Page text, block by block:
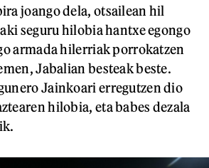
joango dela, otsailean hil
seguru hilobia hantxe egongo
armada hilerriak porrokatzen
Jabalian besteak beste.
Jainkoari erregutzen dio
hilobia, eta babes dezala